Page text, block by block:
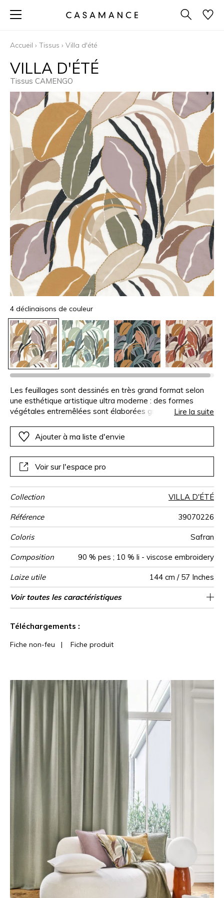
Accueil › Tissus › Villa d'été
VILLA D'ÉTÉ
Tissus CAMENGO
4 déclinaisons de couleur
Les feuillages sont dessinés en très grand format selon
une esthétique artistique ultra moderne : des formes
végétales entremêlées sont élaborées grâce à de
dessine et vous invite à la rêverie... « VILLA D’ÉTÉ » est
une étoffe artisanale imprimée et rebrodée à la main. La
point de broderie satiné apporte une légère brillance,
délicatement sophistiquée.
Lire la suite
Ajouter à ma liste d'envie
Voir sur l'espace pro
Collection VILLA D'ÉTÉ
Référence 39070226
Coloris Safran
Composition 90 % pes ; 10 % li - viscose embroidery
Laize utile 144 cm / 57 Inches
Rétrécissement <2%
Raccord Raccord droit
Sens De large
Poids g/m² 320
Usage
Entretien
Pays d'origine Inde
Rapport
Horizontal
46 cm / 18 Inches
Rapport
Vertical
48 cm / 19 Inches
Voir toutes les caractéristiques
Téléchargements :
Fiche non-feu | Fiche produit